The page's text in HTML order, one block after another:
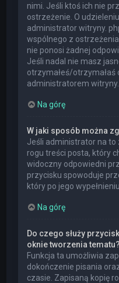
nimi. Jeśli ktoś ich nie
ostrzeżenie. O
administrator witryny.
wspólnego z
nie ponosi żadnej
Jeśli nadal nie masz
otrzymałeś/otrzymałaś
administratorem witryny.
Na górę
W jaki sposób można
Jeśli administrator na to
rogu treści posta, który
widoczny odpowiedni
przycisku spowoduje
który po jego
Na górę
Do czego służy
oknie tworzenia tematu?
Funkcja ta umożliwia
dokończenie pisania
czasie. Zapisaną kopię